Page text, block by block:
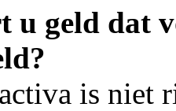
u geld dat
is niet